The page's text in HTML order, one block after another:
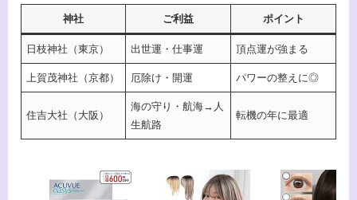
神社 ご利益 ポイント
日枝神社（東京） 出世運・仕事運 頂点運が強まる
上賀茂神社（京都） 厄除け・開運 パワーの整えに◎
住吉大社（大阪）
海の守り・航海→人
生航路
転機の年に最適